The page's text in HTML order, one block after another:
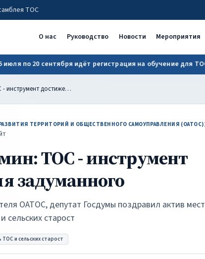
| ОАТОС
ТОС
О нас Руководство Новости Мероприятия
по 20 сентября идёт регистрация на обучение для ТОСов и
Сергей Еремин: ТОС - инструмент достижения задуманного
ТЕРРИТОРИЙ И ОБЩЕСТВЕННОГО САМОУПРАВЛЕНИЯ (ОАТОС)
ТОС - инструмент
задуманного
ОАТОС, депутат Госдумы поздравил актив
старост
ТОС и сельских старост